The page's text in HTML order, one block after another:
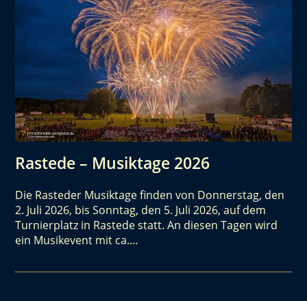
Rastede – Musiktage 2026
Die Rasteder Musiktage finden von Donnerstag, den
2. Juli 2026, bis Sonntag, den 5. Juli 2026, auf dem
Turnierplatz in Rastede statt. An diesen Tagen wird
ein Musikevent mit ca.…